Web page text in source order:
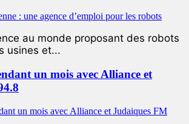
au monde proposant des robots
usines et...
un mois avec Alliance et